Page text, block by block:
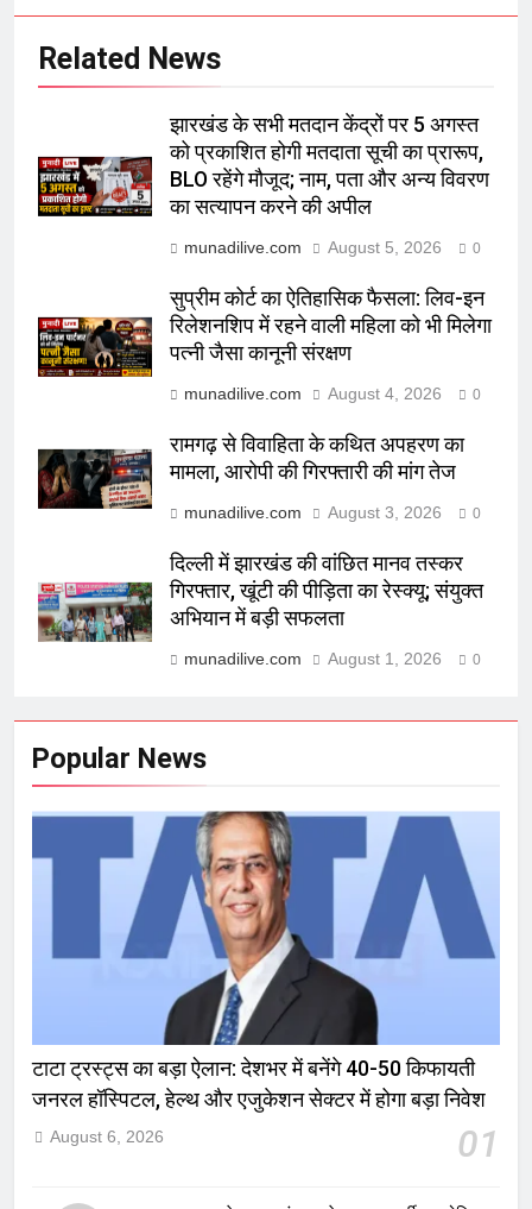
Related News
झारखंड के सभी मतदान केंद्रों पर 5 अगस्त
को प्रकाशित होगी मतदाता सूची का प्रारूप,
BLO रहेंगे मौजूद; नाम, पता और अन्य विवरण
का सत्यापन करने की अपील
munadilive.com August 5, 2026 0
सुप्रीम कोर्ट का ऐतिहासिक फैसला: लिव-इन
रिलेशनशिप में रहने वाली महिला को भी मिलेगा
पत्नी जैसा कानूनी संरक्षण
munadilive.com August 4, 2026 0
रामगढ़ से विवाहिता के कथित अपहरण का
मामला, आरोपी की गिरफ्तारी की मांग तेज
munadilive.com August 3, 2026 0
दिल्ली में झारखंड की वांछित मानव तस्कर
गिरफ्तार, खूंटी की पीड़िता का रेस्क्यू; संयुक्त
अभियान में बड़ी सफलता
munadilive.com August 1, 2026 0
Popular News
टाटा ट्रस्ट्स का बड़ा ऐलान: देशभर में बनेंगे 40-50 किफायती
जनरल हॉस्पिटल, हेल्थ और एजुकेशन सेक्टर में होगा बड़ा निवेश
01
August 6, 2026